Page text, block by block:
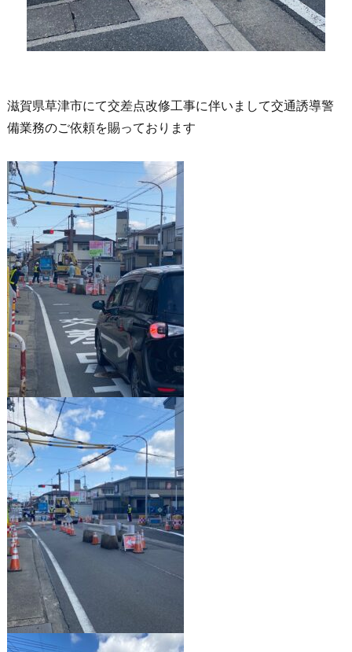
滋賀県草津市にて交差点改修工事に伴いまして交通誘導警
備業務のご依頼を賜っております